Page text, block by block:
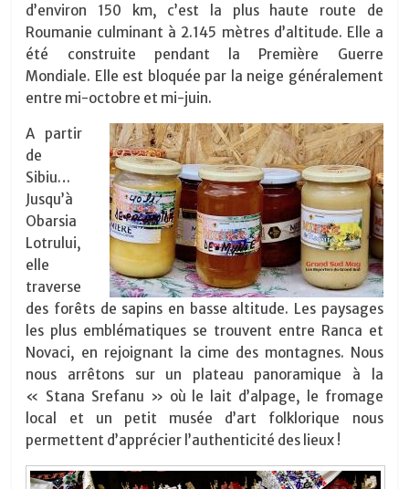
d’environ 150 km, c’est la plus haute route de
Roumanie culminant à 2.145 mètres d’altitude. Elle a
été construite pendant la Première Guerre
Mondiale. Elle est bloquée par la neige généralement
entre mi-octobre et mi-juin.
A partir
de
Sibiu…
Jusqu’à
Obarsia
Lotrului,
elle
traverse
des forêts de sapins en basse altitude. Les paysages
les plus emblématiques se trouvent entre Ranca et
Novaci, en rejoignant la cime des montagnes. Nous
nous arrêtons sur un plateau panoramique à la
« Stana Srefanu » où le lait d’alpage, le fromage
local et un petit musée d’art folklorique nous
permettent d’apprécier l’authenticité des lieux !